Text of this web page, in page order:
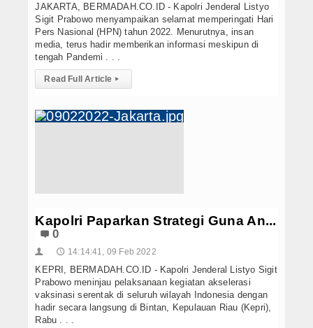
JAKARTA, BERMADAH.CO.ID - Kapolri Jenderal Listyo
Sigit Prabowo menyampaikan selamat memperingati Hari
Pers Nasional (HPN) tahun 2022. Menurutnya, insan
media, terus hadir memberikan informasi meskipun di
tengah Pandemi . . .
Read Full Article ▸
Kapolri Paparkan Strategi Guna An...
0
👤 🕔 14:14:41, 09 Feb 2022
KEPRI, BERMADAH.CO.ID - Kapolri Jenderal Listyo Sigit
Prabowo meninjau pelaksanaan kegiatan akselerasi
vaksinasi serentak di seluruh wilayah Indonesia dengan
hadir secara langsung di Bintan, Kepulauan Riau (Kepri),
Rabu . . .